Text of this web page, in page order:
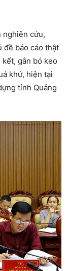
nghiên cứu,
đề báo cáo thật
gắn bó keo
khứ, hiện tại
tỉnh Quảng